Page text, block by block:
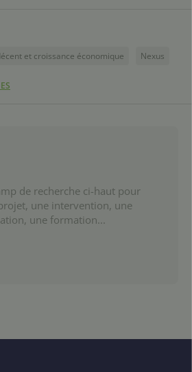
et croissance économique Nexus
de recherche ci-haut pour
une intervention, une
une formation...